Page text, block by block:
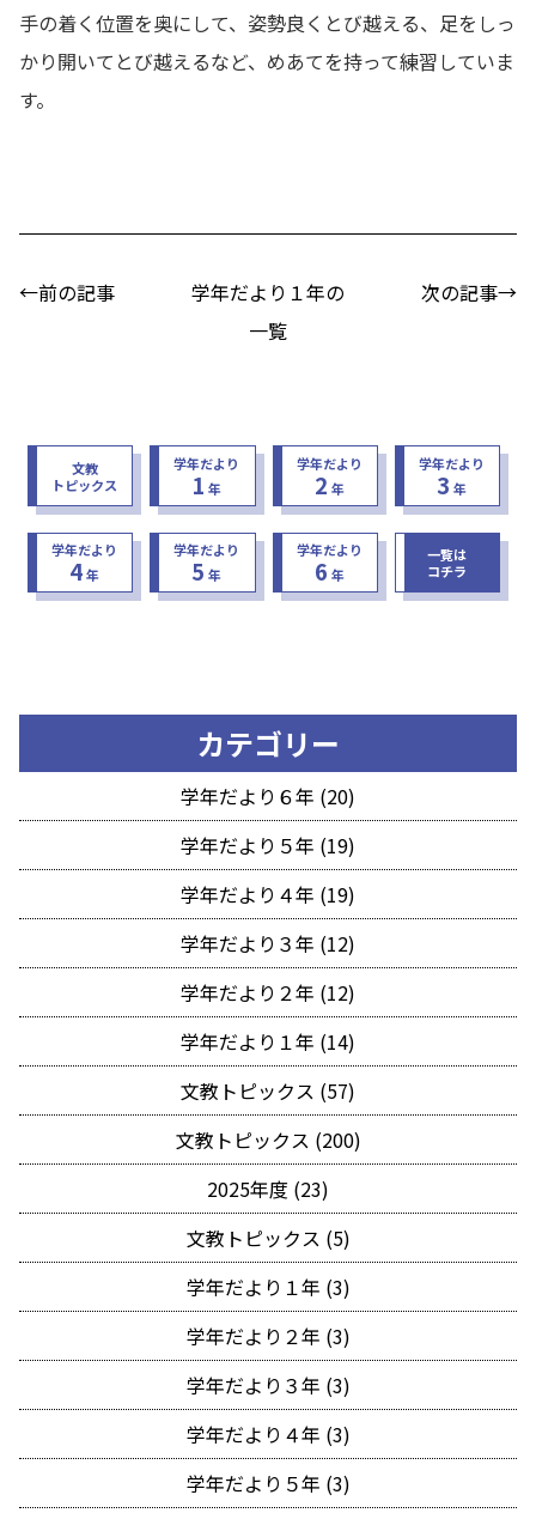
手の着く位置を奥にして、姿勢良くとび越える、足をしっ
かり開いてとび越えるなど、めあてを持って練習していま
す。
←前の記事
学年だより１年の
一覧
次の記事→
文教
トピックス
学年だより
1 年
学年だより
2 年
学年だより
3 年
学年だより
4年
学年だより
5 年
学年だより
6 年
一覧は
コチラ
カテゴリー
学年だより６年 (20)
学年だより５年 (19)
学年だより４年 (19)
学年だより３年 (12)
学年だより２年 (12)
学年だより１年 (14)
文教トピックス (57)
文教トピックス (200)
2025年度 (23)
文教トピックス (5)
学年だより１年 (3)
学年だより２年 (3)
学年だより３年 (3)
学年だより４年 (3)
学年だより５年 (3)